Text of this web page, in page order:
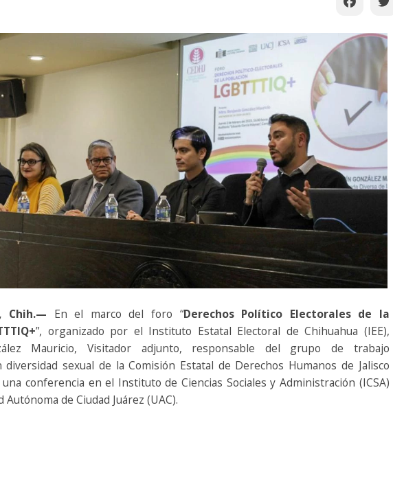
, Chih.— En el marco del foro “Derechos Político Electorales de la
”, organizado por el Instituto Estatal Electoral de Chihuahua (IEE),
Mauricio, Visitador adjunto, responsable del grupo de trabajo
diversidad sexual de la Comisión Estatal de Derechos Humanos de Jalisco
una conferencia en el Instituto de Ciencias Sociales y Administración (ICSA)
de Ciudad Juárez (UAC).